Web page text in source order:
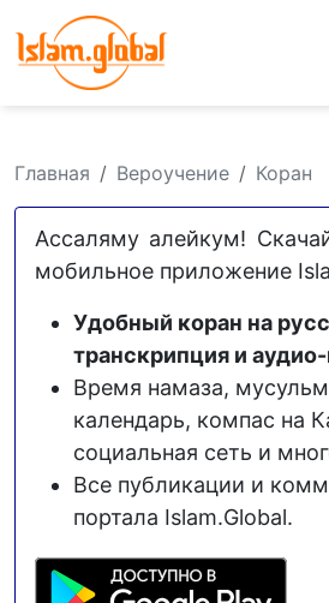
Главная Вероучение Коран
Ассаляму алейкум!
мобильное приложение
Удобный коран на
транскрипция и
Время намаза,
календарь, компас на
социальная сеть и
Все публикации и
портала Islam.Global.